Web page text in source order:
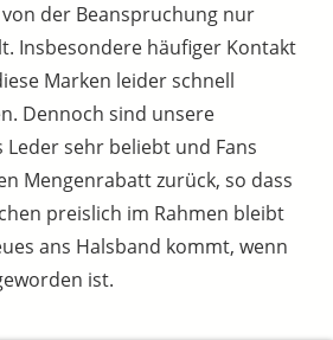
der Beanspruchung nur
Insbesondere häufiger Kontakt
Marken leider schnell
Dennoch sind unsere
sehr beliebt und Fans
Mengenrabatt zurück, so dass
preislich im Rahmen bleibt
ans Halsband kommt, wenn
ist.